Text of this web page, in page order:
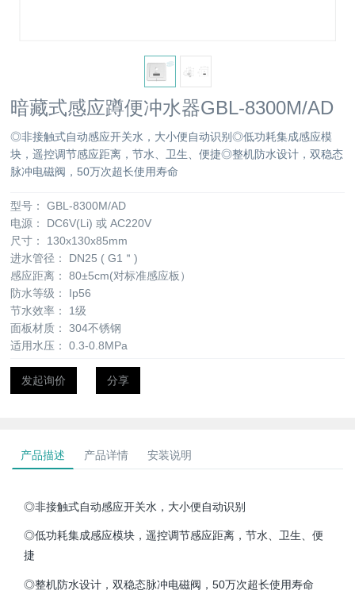
暗藏式感应蹲便冲水器GBL-8300M/AD
◎非接触式自动感应开关水，大小便自动识别◎低功耗集成感应模
块，遥控调节感应距离，节水、卫生、便捷◎整机防水设计，双稳态
脉冲电磁阀，50万次超长使用寿命
型号：
GBL-8300M/AD
电源：
DC6V(Li) 或 AC220V
尺寸：
130x130x85mm
进水管径：
DN25 ( G1＂)
感应距离：
80±5cm(对标准感应板）
防水等级：
Ip56
节水效率：
1级
面板材质：
304不锈钢
适用水压：
0.3-0.8MPa
发起询价 分享
产品描述 产品详情 安装说明
◎非接触式自动感应开关水，大小便自动识别
◎低功耗集成感应模块，遥控调节感应距离，节水、卫生、便
捷
◎整机防水设计，双稳态脉冲电磁阀，50万次超长使用寿命